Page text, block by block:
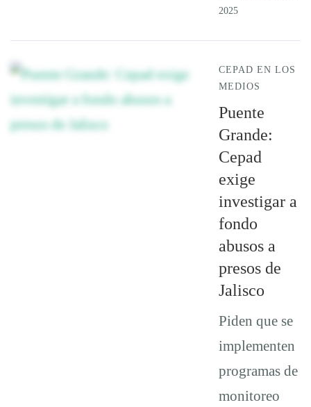
2025
CEPAD EN LOS
MEDIOS
Puente
Grande:
Cepad
exige
investigar a
fondo
abusos a
presos de
Jalisco
Piden que se
implementen
programas de
monitoreo